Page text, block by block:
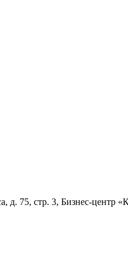
д. 75, стр. 3, Бизнес-центр